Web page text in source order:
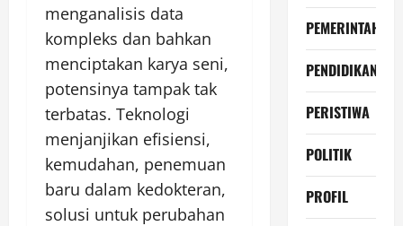
menganalisis data
kompleks dan bahkan
menciptakan karya seni,
potensinya tampak tak
terbatas. Teknologi
menjanjikan efisiensi,
kemudahan, penemuan
baru dalam kedokteran,
solusi untuk perubahan
PEMERINTAH
PENDIDIKAN
PERISTIWA
POLITIK
PROFIL